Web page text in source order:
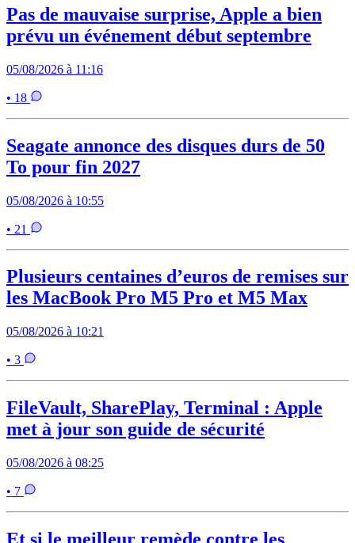
Pas de mauvaise surprise, Apple a bien
prévu un événement début septembre
05/08/2026 à 11:16
• 18
Seagate annonce des disques durs de 50
To pour fin 2027
05/08/2026 à 10:55
• 21
Plusieurs centaines d’euros de remises sur
les MacBook Pro M5 Pro et M5 Max
05/08/2026 à 10:21
• 3
FileVault, SharePlay, Terminal : Apple
met à jour son guide de sécurité
05/08/2026 à 08:25
• 7